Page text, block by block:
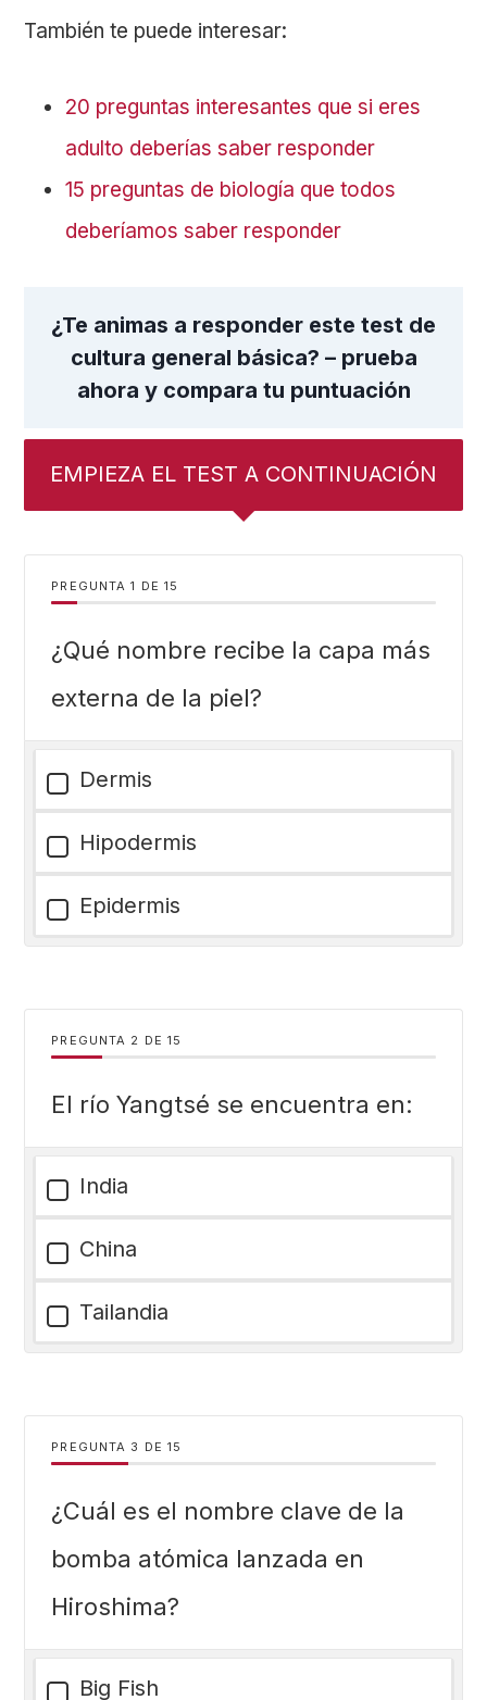
También te puede interesar:
20 preguntas interesantes que si eres
adulto deberías saber responder
15 preguntas de biología que todos
deberíamos saber responder
¿Te animas a responder este test de
cultura general básica? – prueba
ahora y compara tu puntuación
EMPIEZA EL TEST A CONTINUACIÓN
PREGUNTA DE 15
¿Qué nombre recibe la capa más
externa de la piel?
Dermis
Hipodermis
Epidermis
PREGUNTA DE 15
El río Yangtsé se encuentra en:
India
China
Tailandia
PREGUNTA DE 15
¿Cuál es el nombre clave de la
bomba atómica lanzada en
Hiroshima?
Big Fish